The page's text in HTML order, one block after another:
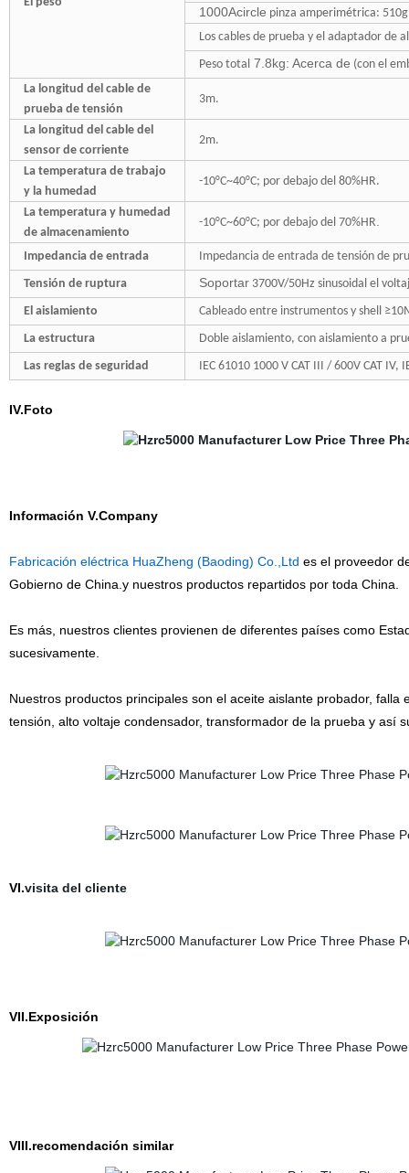
1000Acircle pinza amperimétrica:
Los cables de prueba y el adaptador de
Peso total7.8kg: Acerca de (con el
La longitud del cable de
prueba de tensión
3m.
La longitud del cable del
sensor de corriente
2m.
La temperatura de trabajo
y la humedad
-10°C~40°C; por debajo del 80%HR.
La temperatura y humedad
de almacenamiento
-10°C~60°C; por debajo del 70%HR
Impedancia de entrada
Impedancia de entrada de tensión de
Tensión de ruptura
Soportar3700V/50Hz sinusoidal el
El aislamiento
Cableado entre instrumentos y shell
La estructura
Doble aislamiento, con aislamiento a
Las reglas de seguridad
IEC 61010 1000 V CAT III / 600V CAT IV,
IV.Foto
Información V.Company
Fabricación eléctrica HuaZheng (Baoding) Co.,Ltd es el proveedor
Gobierno de China.y nuestros productos repartidos por toda China.
Es más, nuestros clientes provienen de diferentes países como
sucesivamente.
Nuestros productos principales son el aceite aislante probador,
tensión, alto voltaje condensador, transformador de la prueba y así
VI.visita del cliente
VII.Exposición
VIII.recomendación similar